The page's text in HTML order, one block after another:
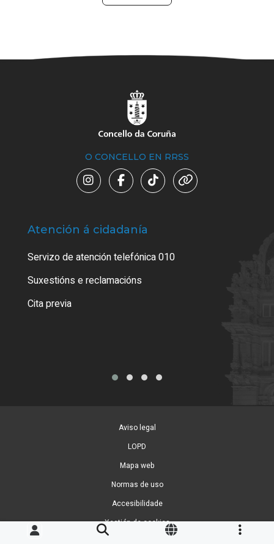
O CONCELLO EN RRSS
Atención á cidadanía
Servizo de atención telefónica 010
Suxestións e reclamacións
Cita previa
Aviso legal
LOPD
Mapa web
Normas de uso
Accesibilidade
Xestión de cookies